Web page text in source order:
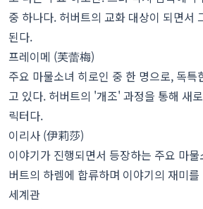
중 하나다. 허버트의 교화 대상이 되면서
된다.
프레이메 (芙蕾梅)
주요 마물소녀 히로인 중 한 명으로, 독특
고 있다. 허버트의 '개조' 과정을 통해 새
릭터다.
이리사 (伊莉莎)
이야기가 진행되면서 등장하는 주요 마
버트의 하렘에 합류하며 이야기의 재미
세계관